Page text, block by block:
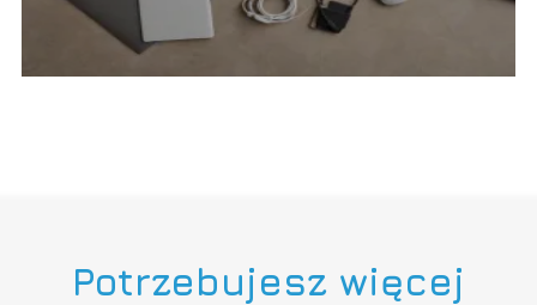
Potrzebujesz więcej